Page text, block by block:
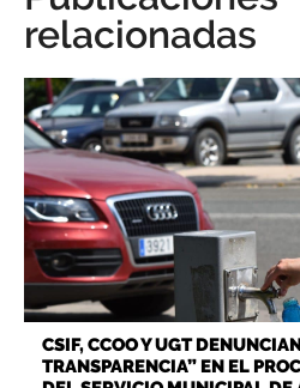
relacionadas
CSIF, CCOO Y UGT
TRANSPARENCIA” EN EL